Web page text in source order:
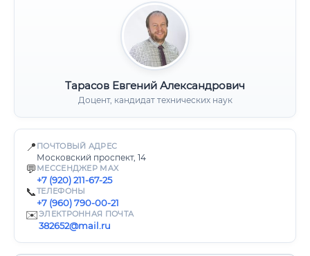
Тарасов Евгений Александрович
Доцент, кандидат технических наук
📍 ПОЧТОВЫЙ АДРЕС
Московский проспект, 14
💬 МЕССЕНДЖЕР MAX
+7 (920) 211-67-25
📞ТЕЛЕФОНЫ
+7 (960) 790-00-21
✉️ЭЛЕКТРОННАЯ ПОЧТА
382652@mail.ru